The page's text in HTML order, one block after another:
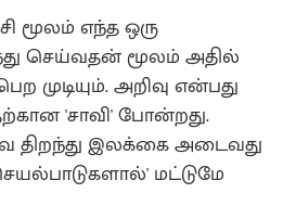
மூலம் எந்த ஒரு
செய்வதன் மூலம் அதில்
முடியும். அறிவு என்பது
'சாவி' போன்றது.
இலக்கை அடைவது
மட்டுமே